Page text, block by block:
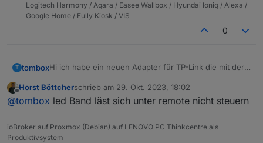
Logitech Harmony / Aqara / Easee Wallbox / Hyundai Ioniq / Alexa /
Google Home / Fully Kiosk / VIS
0
T tomboxHi ich habe ein neuen Adapter für TP-Link die mit der
Der Adapter loggt sich über die Cloud ein um alle
Geräte mit IP zu finden
manuell die IP gesetzt wird.
tapo.0.id.ip
Dann versucht er sich lokal mit username und
Password auf die Geräte zu verbinden und zu steuern.
tapo.0.id
Motion Detection funktioniert mit Stream User und
Offline
Horst Böttcherschrieb am 29. Okt. 2023, 18:02
zuletzt editiert von
@tombox led Band läst sich unter remote nicht steuern
ioBroker auf Proxmox (Debian) auf LENOVO PC Thinkcentre als
Produktivsystem